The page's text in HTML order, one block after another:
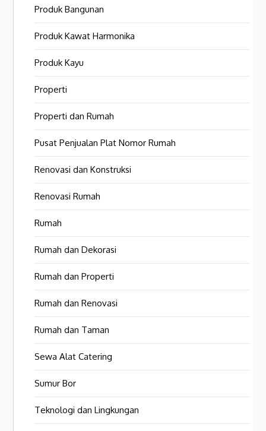
Produk Bangunan
Produk Kawat Harmonika
Produk Kayu
Properti
Properti dan Rumah
Pusat Penjualan Plat Nomor Rumah
Renovasi dan Konstruksi
Renovasi Rumah
Rumah
Rumah dan Dekorasi
Rumah dan Properti
Rumah dan Renovasi
Rumah dan Taman
Sewa Alat Catering
Sumur Bor
Teknologi dan Lingkungan